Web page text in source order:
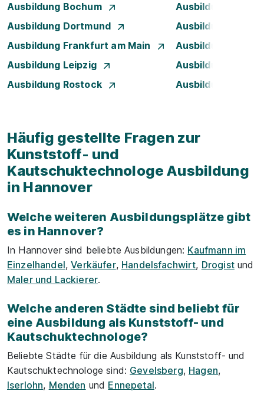
Ausbildung Bochum
Ausbildung Bonn
Ausbildung Dortmund
Ausbildung
Ausbildung Frankfurt am Main
Ausbildung
Ausbildung Leipzig
Ausbildung
Ausbildung Rostock
Ausbildung
Häufig gestellte Fragen zur
Kunststoff- und
Kautschuktechnologe Ausbildung
in Hannover
Welche weiteren Ausbildungsplätze gibt
es in Hannover?
In Hannover sind beliebte Ausbildungen: Kaufmann im
Einzelhandel,Verkäufer, Handelsfachwirt, Drogistund
Maler und Lackierer.
Welche anderen Städte sind beliebt für
eine Ausbildung als Kunststoff- und
Kautschuktechnologe?
Beliebte Städte für die Ausbildung als Kunststoff- und
Kautschuktechnologe sind: Gevelsberg, Hagen,
Iserlohn, Menden und Ennepetal.